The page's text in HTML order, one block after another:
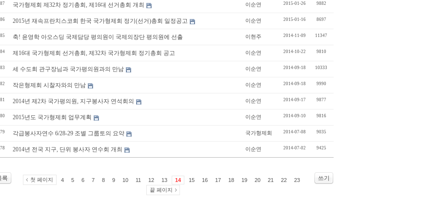
국가형제회 제32차 정기총회, 제16대 선거총회 개최 이순연 2015-01-26 9882
2015년 재속프란치스코회 한국 국가형제회 정기(선거)총회 일정공고 이순연 2015-01-16 8697
축! 윤영학 아오스딩 국제담당 평의원이 국제의장단 평의원에 선출 이현주 2014-11-09 11347
제16대 국가형제회 선거총회, 제32차 국가형제회 정기총회 공고 이순연 2014-10-22 9810
세 수도회 관구장님과 국가평의원과의 만남 이순연 2014-09-18 10333
작은형제회 시찰자와의 만남 이순연 2014-09-18 9990
2014년 제2차 국가평의원, 지구봉사자 연석회의 이순연 2014-09-17 9877
2015년도 국가형제회 업무계획 이순연 2014-09-10 9816
각급봉사자연수 6/28-29 조별 그룹토의 요약 국가형제회 2014-07-08 9035
2014년 전국 지구, 단위 봉사자 연수회 개최 이순연 2014-07-02 9425
록 쓰기
첫 페이지 4 5 6 7 8 9 10 11 12 13 14 15 16 17 18 19 20 21 22
23
끝 페이지